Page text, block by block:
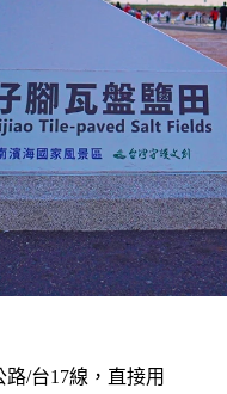
/台17線，直接用